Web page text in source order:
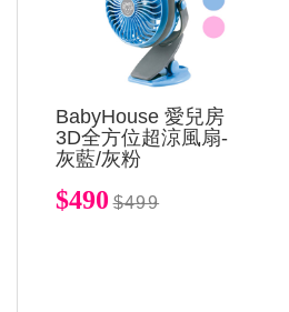
BabyHouse 愛兒房
3D全方位超涼風扇-
灰藍/灰粉
$490 $499